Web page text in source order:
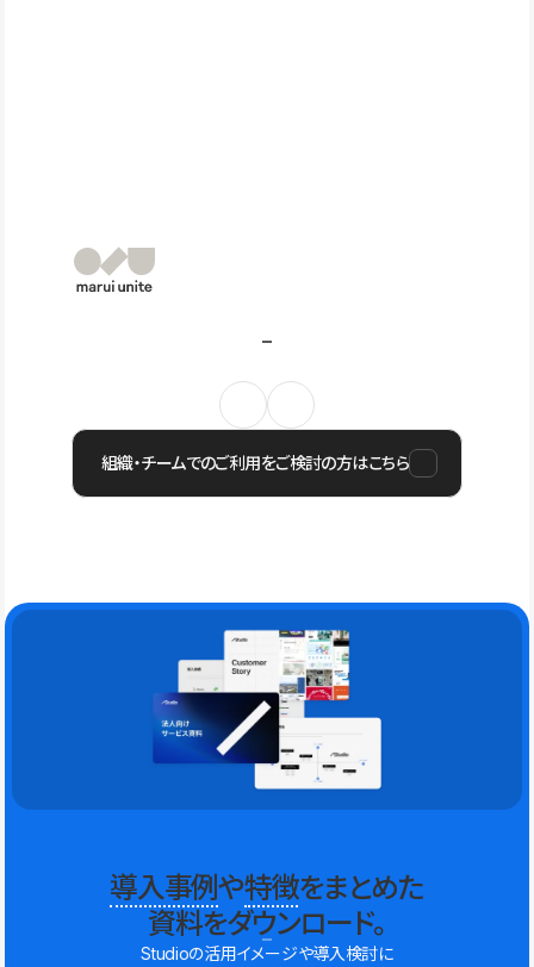
組織・チームでのご利用をご検討の方はこちら
導入事例や特徴をまとめた
資料をダウンロード。
Studioの活用イメージや導入検討に